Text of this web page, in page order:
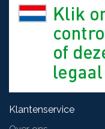
Klantenservice